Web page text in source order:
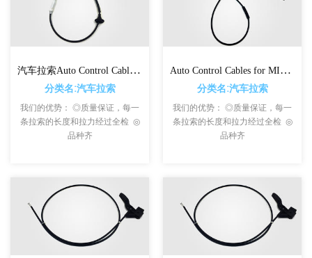
汽车拉索Auto Control Cables For HYUNDAI
分类名:汽车拉索
我们的优势： ◎质量保证，每一
条拉索的长度和拉力经过全检 ◎
品种齐
Auto Control Cables for MITSUBISHI
分类名:汽车拉索
我们的优势： ◎质量保证，每一
条拉索的长度和拉力经过全检 ◎
品种齐